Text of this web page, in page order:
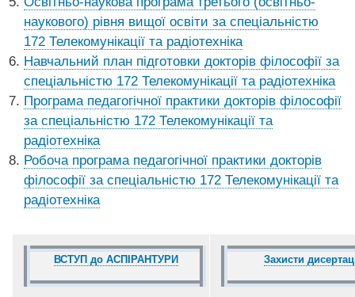
наукового) рівня вищої освіти за спеціальністю
172 Телекомунікації та радіотехніка
Навчальний план підготовки докторів філософії за
спеціальністю 172 Телекомунікації та радіотехніка
Програма педагогічної практики докторів філософії
за спеціальністю 172 Телекомунікації та
радіотехніка
Робоча програма педагогічної практики докторів
філософії за спеціальністю 172 Телекомунікації та
радіотехніка
ВСТУП до АСПІРАНТУРИ Захисти